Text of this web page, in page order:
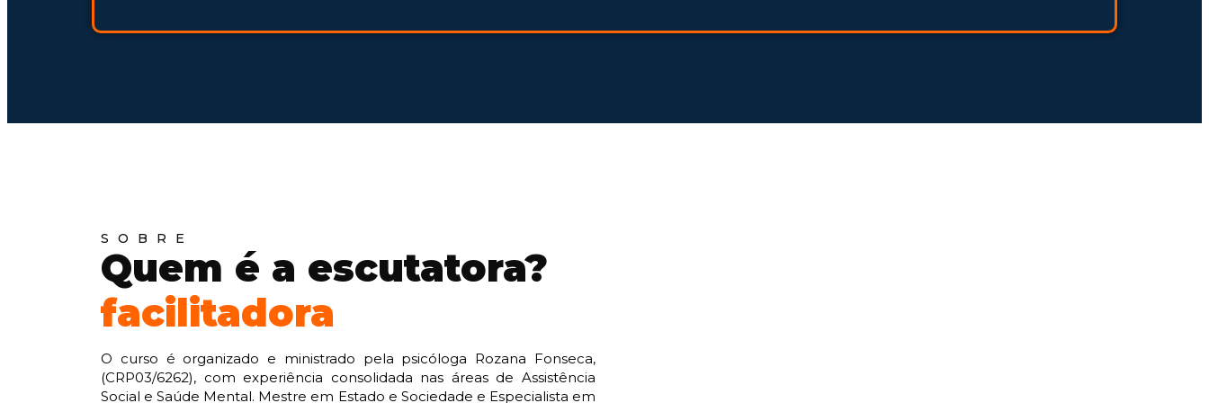
SOBRE
Quem é a escutatora?
facilitadora
O curso é organizado e ministrado pela psicóloga Rozana Fonseca,
(CRP03/6262), com experiência consolidada nas áreas de Assistência
Social e Saúde Mental. Mestre em Estado e Sociedade e Especialista em